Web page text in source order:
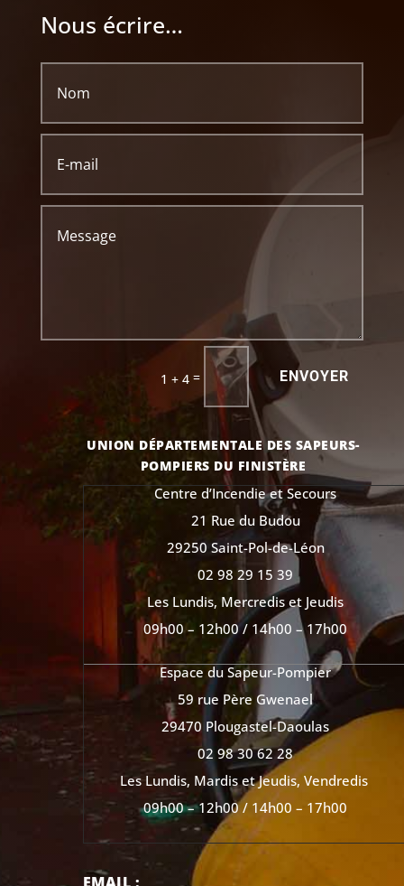
Nous écrire…
1 + 4 = ENVOYER
UNION DÉPARTEMENTALE DES SAPEURS-
POMPIERS DU FINISTÈRE
Centre d’Incendie et Secours
21 Rue du Budou
29250 Saint-Pol-de-Léon
02 98 29 15 39
Les Lundis, Mercredis et Jeudis
09h00 – 12h00 / 14h00 – 17h00
Espace du Sapeur-Pompier
59 rue Père Gwenael
29470 Plougastel-Daoulas
02 98 30 62 28
Les Lundis, Mardis et Jeudis, Vendredis
09h00 – 12h00 / 14h00 – 17h00